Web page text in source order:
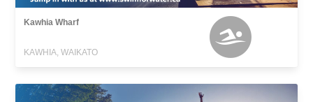
Kawhia Wharf
KAWHIA, WAIKATO